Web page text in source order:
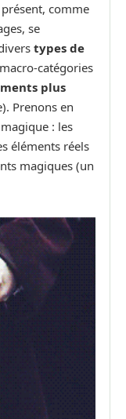
présent, comme
se
types de
catégories
plus
Prenons en
: les
éléments réels
magiques (un